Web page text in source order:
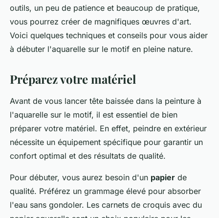
outils, un peu de patience et beaucoup de pratique,
vous pourrez créer de magnifiques œuvres d'art.
Voici quelques techniques et conseils pour vous aider
à débuter l'aquarelle sur le motif en pleine nature.
Préparez votre matériel
Avant de vous lancer tête baissée dans la peinture à
l'aquarelle sur le motif, il est essentiel de bien
préparer votre matériel. En effet, peindre en extérieur
nécessite un équipement spécifique pour garantir un
confort optimal et des résultats de qualité.
Pour débuter, vous aurez besoin d'un papier de
qualité. Préférez un grammage élevé pour absorber
l'eau sans gondoler. Les carnets de croquis avec du